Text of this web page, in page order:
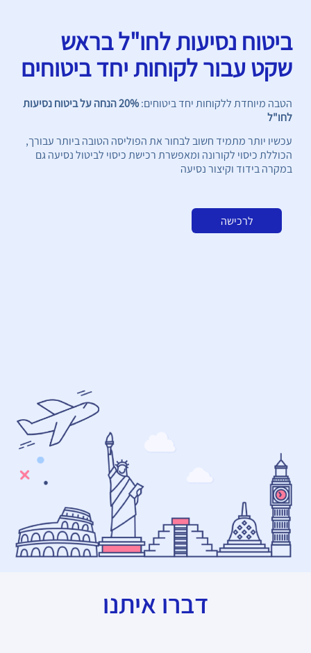
ביטוח נסיעות לחו"ל בראש
שקט עבור לקוחות יחד ביטוחים
הטבה מיוחדת ללקוחות יחד ביטוחים:
20% הנחה על ביטוח נסיעות
לחו"ל
עכשיו יותר מתמיד חשוב לבחור את הפוליסה הטובה ביותר עבורך,
הכוללת כיסוי לקורונה ומאפשרת רכישת כיסוי לביטול נסיעה גם
במקרה בידוד וקיצור נסיעה
לרכישה
דברו איתנו